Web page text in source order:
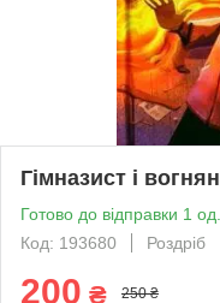
Гімназист і
Готово до відправки 1 од.
Код: 193680
Роздріб
200 ₴ 250 ₴